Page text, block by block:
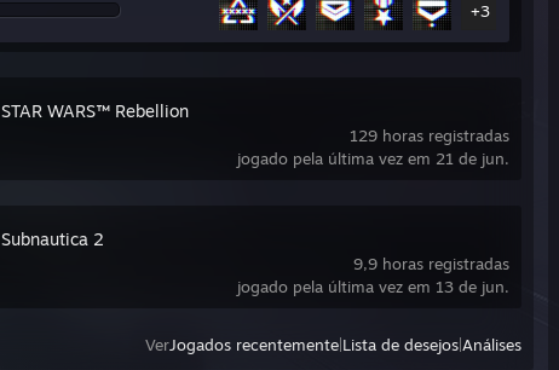
+3
129 horas registradas
jogado pela última vez em 21 de jun.
STAR WARS™ Rebellion
9,9 horas registradas
jogado pela última vez em 13 de jun.
Subnautica 2
VerJogados recentemente Lista de desejos Análises